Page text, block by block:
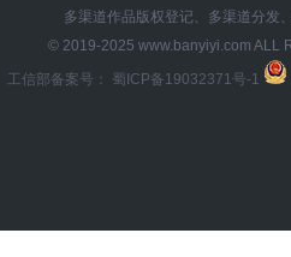
多渠道作品版权登记、多渠道分发
© 2019-2025 www.banyiyi.com ALL
工信部备案号： 蜀ICP备19032371号-1